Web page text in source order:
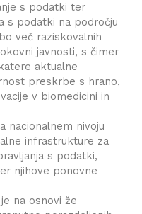
s podatki ter
s podatki na področju
več raziskovalnih
javnosti, s čimer
aktualne
preskrbe s hrano,
v biomedicini in
nacionalnem nivoju
infrastrukture za
s podatki,
njihove ponovne
na osnovi že